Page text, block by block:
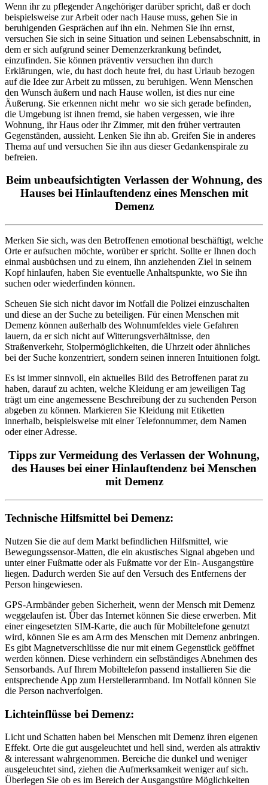
Wenn ihr zu pflegender Angehöriger darüber spricht, daß er doch
beispielsweise zur Arbeit oder nach Hause muss, gehen Sie in
beruhigenden Gesprächen auf ihn ein. Nehmen Sie ihn ernst,
versuchen Sie sich in seine Situation und seinen Lebensabschnitt, in
dem er sich aufgrund seiner Demenzerkrankung befindet,
einzufinden. Sie können präventiv versuchen ihn durch
Erklärungen, wie, du hast doch heute frei, du hast Urlaub bezogen
auf die Idee zur Arbeit zu müssen, zu beruhigen. Wenn Menschen
den Wunsch äußern und nach Hause wollen, ist dies nur eine
Äußerung. Sie erkennen nicht mehr wo sie sich gerade befinden,
die Umgebung ist ihnen fremd, sie haben vergessen, wie ihre
Wohnung, ihr Haus oder ihr Zimmer, mit den früher vertrauten
Gegenständen, aussieht. Lenken Sie ihn ab. Greifen Sie in anderes
Thema auf und versuchen Sie ihn aus dieser Gedankenspirale zu
befreien.
Beim unbeaufsichtigten Verlassen der Wohnung, des
Hauses bei Hinlauftendenz eines Menschen mit
Demenz
Merken Sie sich, was den Betroffenen emotional beschäftigt, welche
Orte er aufsuchen möchte, worüber er spricht. Sollte er Ihnen doch
einmal ausbüchsen und zu einem, ihn anziehenden Ziel in seinem
Kopf hinlaufen, haben Sie eventuelle Anhaltspunkte, wo Sie ihn
suchen oder wiederfinden können.
Scheuen Sie sich nicht davor im Notfall die Polizei einzuschalten
und diese an der Suche zu beteiligen. Für einen Menschen mit
Demenz können außerhalb des Wohnumfeldes viele Gefahren
lauern, da er sich nicht auf Witterungsverhältnisse, den
Straßenverkehr, Stolpermöglichkeiten, die Uhrzeit oder ähnliches
bei der Suche konzentriert, sondern seinen inneren Intuitionen folgt.
Es ist immer sinnvoll, ein aktuelles Bild des Betroffenen parat zu
haben, darauf zu achten, welche Kleidung er am jeweiligen Tag
trägt um eine angemessene Beschreibung der zu suchenden Person
abgeben zu können. Markieren Sie Kleidung mit Etiketten
innerhalb, beispielsweise mit einer Telefonnummer, dem Namen
oder einer Adresse.
Tipps zur Vermeidung des Verlassen der Wohnung,
des Hauses bei einer Hinlauftendenz bei Menschen
mit Demenz
Technische Hilfsmittel bei Demenz:
Nutzen Sie die auf dem Markt befindlichen Hilfsmittel, wie
Bewegungssensor-Matten, die ein akustisches Signal abgeben und
unter einer Fußmatte oder als Fußmatte vor der Ein- Ausgangstüre
liegen. Dadurch werden Sie auf den Versuch des Entfernens der
Person hingewiesen.
GPS-Armbänder geben Sicherheit, wenn der Mensch mit Demenz
weggelaufen ist. Über das Internet können Sie diese erwerben. Mit
einer eingesetzten SIM-Karte, die auch für Mobiltelefone genutzt
wird, können Sie es am Arm des Menschen mit Demenz anbringen.
Es gibt Magnetverschlüsse die nur mit einem Gegenstück geöffnet
werden können. Diese verhindern ein selbständiges Abnehmen des
Sensorbands. Auf Ihrem Mobiltelefon passend installieren Sie die
entsprechende App zum Herstellerarmband. Im Notfall können Sie
die Person nachverfolgen.
Lichteinflüsse bei Demenz:
Licht und Schatten haben bei Menschen mit Demenz ihren eigenen
Effekt. Orte die gut ausgeleuchtet und hell sind, werden als attraktiv
& interessant wahrgenommen. Bereiche die dunkel und weniger
ausgeleuchtet sind, ziehen die Aufmerksamkeit weniger auf sich.
Überlegen Sie ob es im Bereich der Ausgangstüre Möglichkeiten